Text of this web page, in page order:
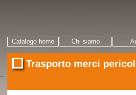
Catalogo home Chi siamo
Trasporto merci